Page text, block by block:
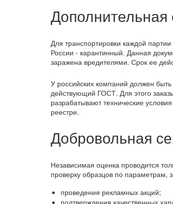
Дополнительная
Для транспортировки каждой
России - карантинный. Данная
заражена вредителями. Срок ее
У российских компаний должен
действующий ГОСТ. Для этого
разрабатывают технические
реестре.
Добровольная
Независимая оценка проводится
проверку образцов по
проведения рекламных акций;